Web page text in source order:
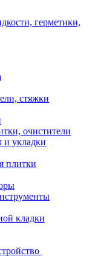
герметики,
стяжки
очистители
укладки
плитки
кладки